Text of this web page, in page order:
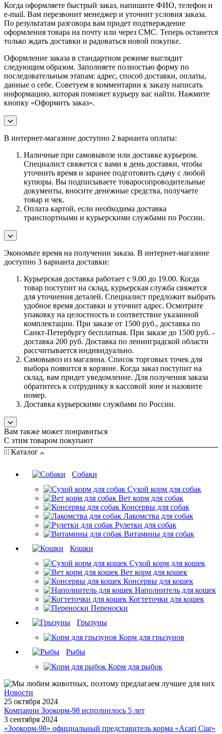
Когда оформляете быстрый заказ, напишите ФИО, телефон и
e-mail. Вам перезвонит менеджер и уточнит условия заказа.
По результатам разговора вам придет подтверждение
оформления товара на почту или через СМС. Теперь останется
только ждать доставки и радоваться новой покупке.
Оформление заказа в стандартном режиме выглядит
следующим образом. Заполняете полностью форму по
последовательным этапам: адрес, способ доставки, оплаты,
данные о себе. Советуем в комментарии к заказу написать
информацию, которая поможет курьеру вас найти. Нажмите
кнопку «Оформить заказ».
В интернет-магазине доступно 2 варианта оплаты:
Наличные при самовывозе или доставке курьером.
Специалист свяжется с вами в день доставки, чтобы
уточнить время и заранее подготовить сдачу с любой
купюры. Вы подписываете товаросопроводительные
документы, вносите денежные средства, получаете
товар и чек.
Оплата картой, если необходима доставка
транспортными и курьерскими службами по России.
Экономьте время на получении заказа. В интернет-магазине
доступно 3 варианта доставки:
Курьерская доставка работает с 9.00 до 19.00. Когда
товар поступит на склад, курьерская служба свяжется
для уточнения деталей. Специалист предложит выбрать
удобное время доставки и уточнит адрес. Осмотрите
упаковку на целостность и соответствие указанной
комплектации. При заказе от 1500 руб., доставка по
Санкт-Петербургу бесплатная. При заказе до 1500 руб. -
доставка 200 руб. Доставка по ленинградской области
рассчитывается индивидуально.
Самовывоз из магазина. Список торговых точек для
выбора появится в корзине. Когда заказ поступит на
склад, вам придет уведомление. Для получения заказа
обратитесь к сотруднику в кассовой зоне и назовите
номер.
Доставка курьерскими службами по России.
Вам также может понравиться
С этим товаром покупают
Каталог
Собаки
Сухой корм для собак
Вет корм для собак
Консервы для собак
Лакомства для собак
Рулетки для собак
Витамины для собак
Кошки
Сухой корм для кошек
Вет корм для кошек
Консервы для кошек
Наполнитель для кошек
Когтеточки для кошек
Переноски
Грызуны
Корм для грызунов
Рыбы
Корм для рыбок
Новости
25 октября 2024
Компании Зоокорм-98 исполнилось 5 лет
3 сентября 2024
«Зоокорм-98» официальный представитель корма «Acari Ciar»